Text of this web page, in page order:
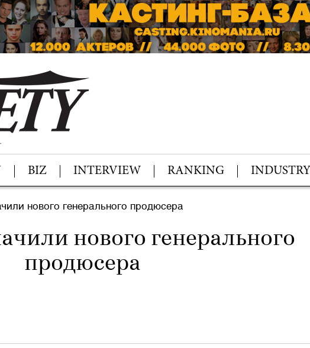
BIZ INTERVIEW RANKING INDUSTRY
нового генерального продюсера
нового генерального
продюсера